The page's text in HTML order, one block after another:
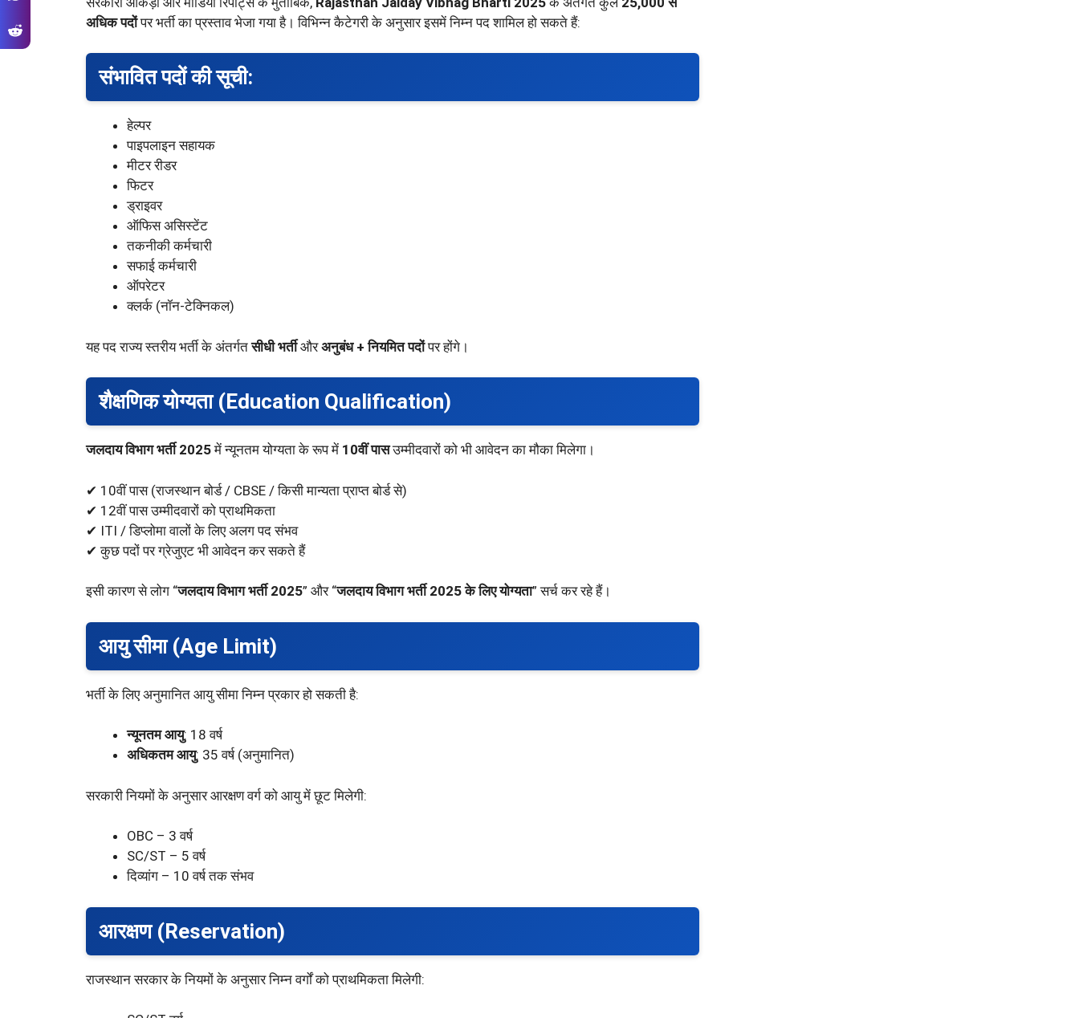
अधिक पदोंपर भर्ती का प्रस्ताव भेजा गया है। विभिन्न कैटेगरी के अनुसार इसमें निम्न पद शामिल हो सकते हैं:
संभावित पदों की सूची:
हेल्पर
पाइपलाइन सहायक
मीटर रीडर
फिटर
ड्राइवर
ऑफिस असिस्टेंट
तकनीकी कर्मचारी
सफाई कर्मचारी
ऑपरेटर
क्लर्क (नॉन-टेक्निकल)
यह पद राज्य स्तरीय भर्ती के अंतर्गतसीधी भर्तीऔरअनुबंध + नियमित पदोंपर होंगे।
शैक्षणिक योग्यता (Education Qualification)
जलदाय विभाग भर्ती 2025में न्यूनतम योग्यता के रूप में 10वीं पासउम्मीदवारों को भी आवेदन का मौका मिलेगा।
✔ 10वीं पास (राजस्थान बोर्ड / CBSE / किसी मान्यता प्राप्त बोर्ड से)
✔ 12वीं पास उम्मीदवारों को प्राथमिकता
✔ ITI / डिप्लोमा वालों के लिए अलग पद संभव
✔ कुछ पदों पर ग्रेजुएट भी आवेदन कर सकते हैं
इसी कारण से लोग “जलदाय विभाग भर्ती 2025” और “जलदाय विभाग भर्ती 2025 के लिए योग्यता” सर्च कर रहे हैं।
आयु सीमा (Age Limit)
भर्ती के लिए अनुमानित आयु सीमा निम्न प्रकार हो सकती है:
न्यूनतम आयु: 18 वर्ष
अधिकतम आयु: 35 वर्ष (अनुमानित)
सरकारी नियमों के अनुसार आरक्षण वर्ग को आयु में छूट मिलेगी:
OBC – 3 वर्ष
SC/ST – 5 वर्ष
दिव्यांग – 10 वर्ष तक संभव
आरक्षण (Reservation)
राजस्थान सरकार के नियमों के अनुसार निम्न वर्गों को प्राथमिकता मिलेगी: